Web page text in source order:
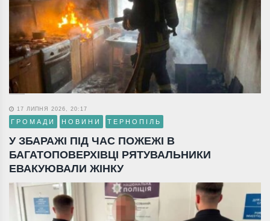
17 ЛИПНЯ 2026, 20:17
ГРОМАДИ НОВИНИ ТЕРНОПІЛЬ
У ЗБАРАЖІ ПІД ЧАС ПОЖЕЖІ В
БАГАТОПОВЕРХІВЦІ РЯТУВАЛЬНИКИ
ЕВАКУЮВАЛИ ЖІНКУ